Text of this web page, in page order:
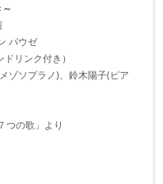
パウゼ
リンク付き）
ゾソプラノ)、鈴木陽子(ピア
の歌」より